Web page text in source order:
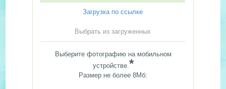
Загрузка по ссылке
Выбрать из загруженных
Выберите фотографию на мобильном
устройстве.*
Размер не более 8Мб: